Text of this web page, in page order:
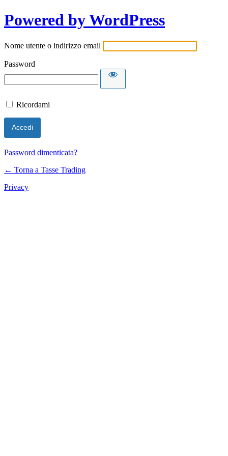
Powered by WordPress
Nome utente o indirizzo email
Password
Ricordami
Password dimenticata?
← Torna a Tasse Trading
Privacy